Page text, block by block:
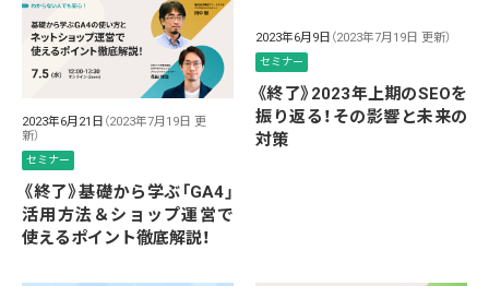
2023年6月21日 （2023年7月19日 更
新）
セミナー
《終了》基礎から学ぶ「GA4」
活用方法＆ショップ運営で
使えるポイント徹底解説！
2023年6月9日 （2023年7月19日 更新）
セミナー
《終了》2023年上期のSEOを
振り返る！その影響と未来の
対策